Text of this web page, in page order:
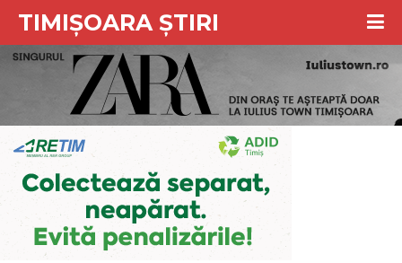
TIMIȘOARA ȘTIRI